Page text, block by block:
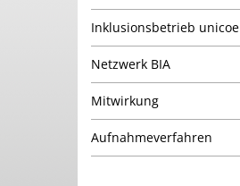
Inklusionsbetrieb unicoe
Netzwerk BIA
Mitwirkung
Aufnahmeverfahren